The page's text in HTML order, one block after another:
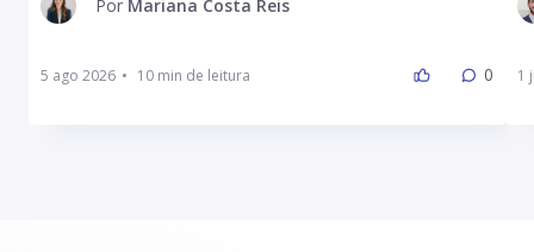
Por Mariana Costa Reis
5 ago 2026 • 0 1